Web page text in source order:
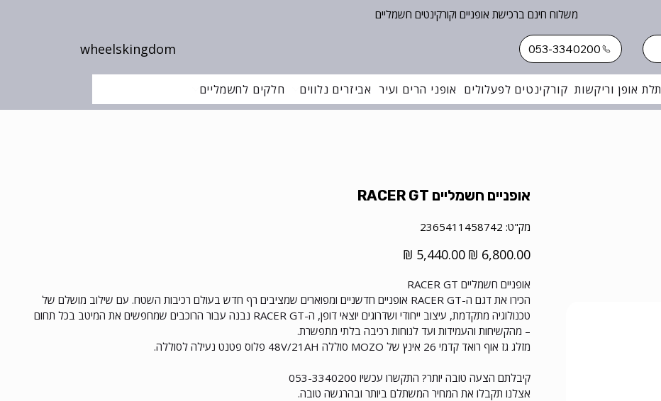
משלוח חינם ברכישת אופניים וקורקינטים חשמליים
053-3340200
wheelskingdom
תלת אופן וריקשות קורקינטים לפעלולים אופני הרים ועיר אביזרים נלווים חלקים לחשמליים
אופניים חשמליים RACER GT
מק"ט:
מק"ט
2365411458742
2365411458742
מחיר
מקורי
‏6,800.00 ‏₪
מחיר
מבצע
‏5,440.00 ‏₪
אופניים חשמליים RACER GT
הכירו את דגם ה-RACER GT אופניים חדשניים ומפוארים שמציבים רף חדש בעולם רכיבות השטח. עם שילוב מושלם של
טכנולוגיה מתקדמת, עיצוב ייחודי ושדרוגים יוצאי דופן, ה-RACER GT נבנה עבור הרוכבים שמחפשים את המיטב בכל תחום
– מהקשיחות והעמידות ועד לנוחות רכיבה בלתי מתפשרת.
מזלג גז אוף רואד קדמי 26 אינץ של MOZO סוללה 48V/21AH פלוס פטנט נעילה לסוללה.
קיבלתם הצעה טובה יותר? התקשרו עכשיו 053-3340200
אצלנו תקבלו את המחיר המשתלם ביותר ובהרגשה טובה.